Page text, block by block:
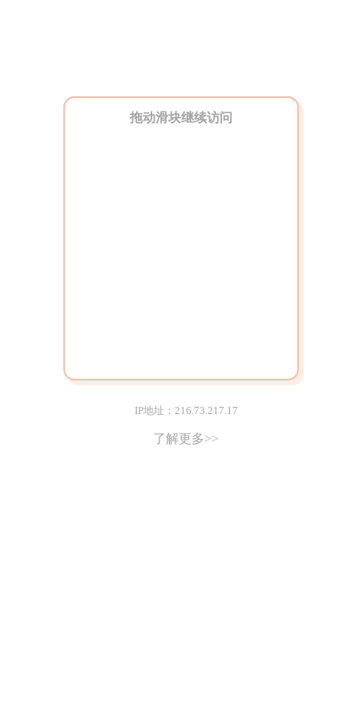
拖动滑块继续访问
IP地址：216.73.217.17
了解更多>>